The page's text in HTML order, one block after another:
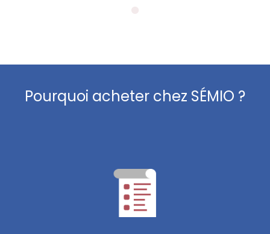
Pourquoi acheter chez SÉMIO ?